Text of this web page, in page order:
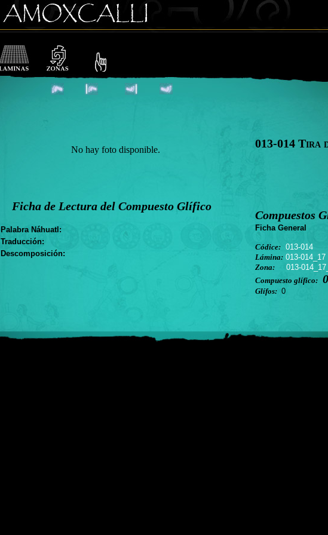
No hay foto disponible.
Ficha de Lectura del Compuesto Glífico
Palabra Náhuatl:
Traducción:
Descomposición:
013-014 Tira
Compuestos
Ficha General
Códice: 013-014
Lámina: 013-014_17
Zona:
013-
Compuesto glífico:
Glífos: 0